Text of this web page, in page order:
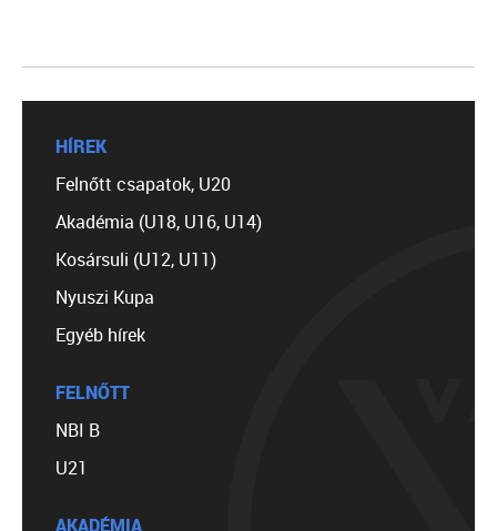
HÍREK
Felnőtt csapatok, U20
Akadémia (U18, U16, U14)
Kosársuli (U12, U11)
Nyuszi Kupa
Egyéb hírek
FELNŐTT
NBI B
U21
AKADÉMIA